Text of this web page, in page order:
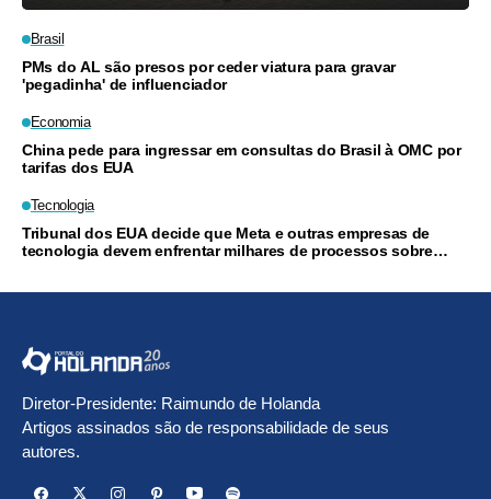
Brasil
PMs do AL são presos por ceder viatura para gravar
'pegadinha' de influenciador
Economia
China pede para ingressar em consultas do Brasil à OMC por
tarifas dos EUA
Tecnologia
Tribunal dos EUA decide que Meta e outras empresas de
tecnologia devem enfrentar milhares de processos sobre
Diretor-Presidente: Raimundo de Holanda
Artigos assinados são de responsabilidade de seus
autores.